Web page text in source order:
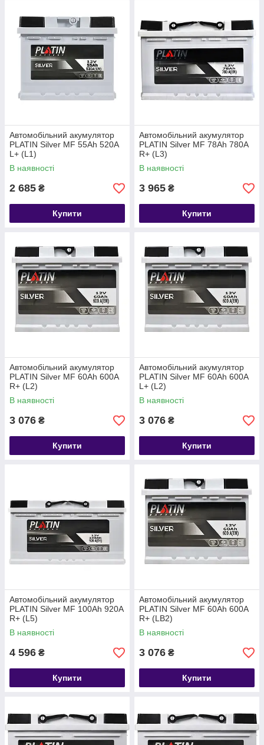
Автомобільний акумулятор
PLATIN Silver MF 55Ah 520A
L+ (L1)
В наявності
2 685 ₴
Купити
Автомобільний акумулятор
PLATIN Silver MF 78Ah 780A
R+ (L3)
В наявності
3 965 ₴
Купити
Автомобільний акумулятор
PLATIN Silver MF 60Ah 600A
R+ (L2)
В наявності
3 076 ₴
Купити
Автомобільний акумулятор
PLATIN Silver MF 60Ah 600A
L+ (L2)
В наявності
3 076 ₴
Купити
Автомобільний акумулятор
PLATIN Silver MF 100Ah 920A
R+ (L5)
В наявності
4 596 ₴
Купити
Автомобільний акумулятор
PLATIN Silver MF 60Ah 600A
R+ (LB2)
В наявності
3 076 ₴
Купити